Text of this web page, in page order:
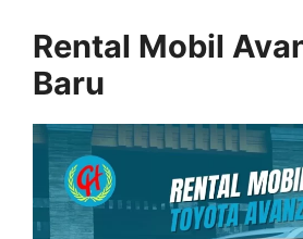
Rental Mobil
Baru